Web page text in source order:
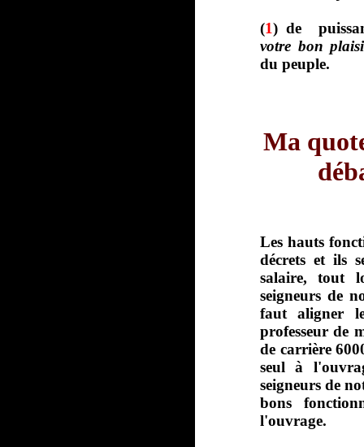
(1)de
votre bon
du peuple.
Ma
Les hauts
décrets et ils
salaire, tout
seigneurs de
faut aligner
professeur de
de carrière
seul à
seigneurs de
bons
l'ouvrage.